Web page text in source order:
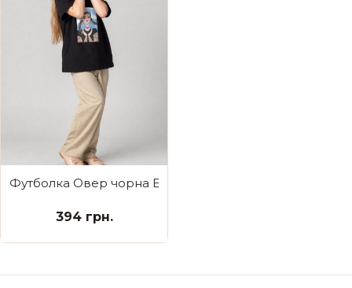
Футболка Овер чорна Evgakids girl
394 грн.